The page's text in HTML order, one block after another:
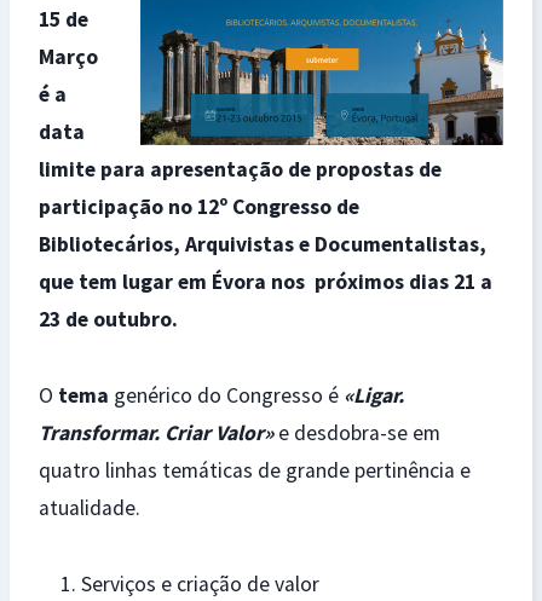
15 de
Março
é a
data
limite para apresentação de propostas de
participação no 12º Congresso de
Bibliotecários, Arquivistas e Documentalistas,
que tem lugar em Évora nos próximos dias 21 a
23 de outubro.
O tema genérico do Congresso é «Ligar.
Transformar. Criar Valor» e desdobra-se em
quatro linhas temáticas de grande pertinência e
atualidade.
Serviços e criação de valor